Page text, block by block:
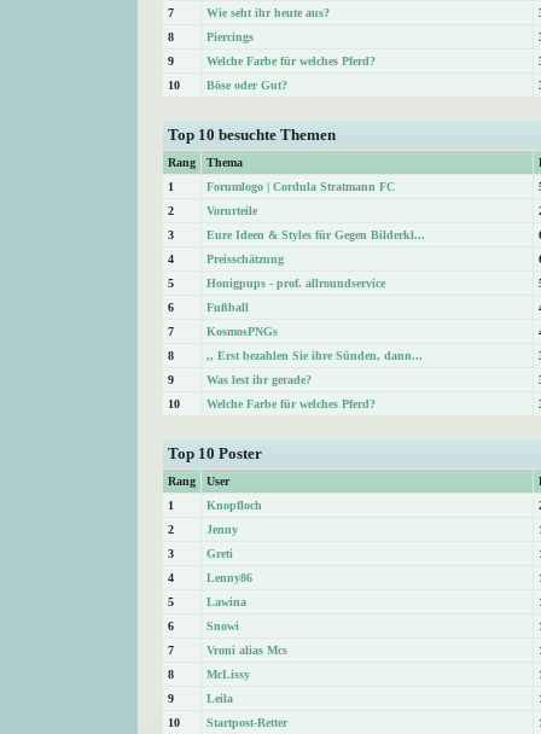
7
Wie seht ihr heute aus?
8
Piercings
9
Welche Farbe für welches Pferd?
10
Böse oder Gut?
Top 10 besuchte Themen
Rang Thema
1
Forumlogo | Cordula Stratmann FC
2
Vorurteile
3
Eure Ideen & Styles für Gegen Bilderkl...
4
Preisschätzung
5
Honigpups - prof. allroundservice
6
Fußball
7
KosmosPNGs
8
,, Erst bezahlen Sie ihre Sünden, dann...
9
Was lest ihr gerade?
10
Welche Farbe für welches Pferd?
Top 10 Poster
Rang User
1
Knopfloch
2
Jenny
3
Greti
4
Lenny86
5
Lawina
6
Snowi
7
Vroni alias Mcs
8
McLissy
9
Leila
10
Startpost-Retter